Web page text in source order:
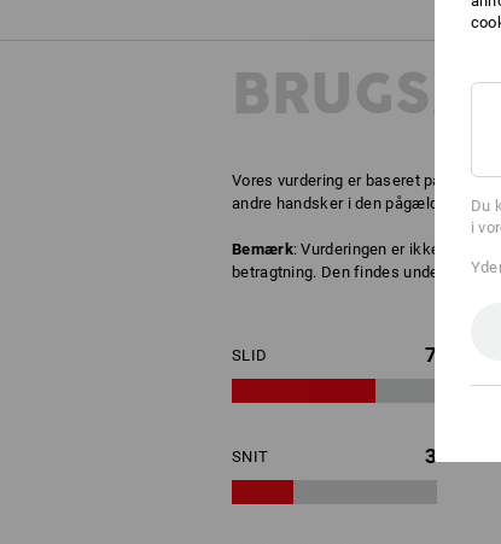
Vores vurdering er baseret på
andre handsker i den pågældende
Bemærk: Vurderingen er ikke et
betragtning. Den findes under
SLID 7
SNIT 3
Du
i